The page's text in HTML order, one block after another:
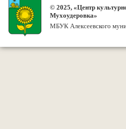
© 2025, «Центр
Мухоудеровка»
МБУК Алексеевского